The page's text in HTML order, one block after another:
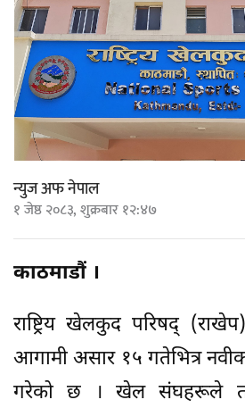
न्युज अफ नेपाल
१ जेष्ठ २०८३, शुक्रबार १२:४७
काठमाडौं ।
राष्ट्रिय खेलकुद परिषद्
आगामी असार १५ गतेभित्र
गरेको छ । खेल संघहरूले